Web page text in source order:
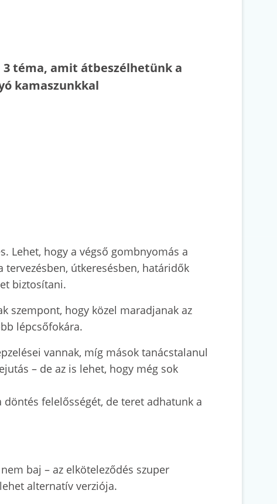
téma, amit átbeszélhetünk a
kamaszunkkal
Lehet, hogy a végső gombnyomás a
útkeresésben, határidők
biztosítani.
szempont, hogy közel maradjanak az
lépcsőfokára.
vannak, míg mások tanácstalanul
– de az is lehet, hogy még sok
felelősségét, de teret adhatunk a
baj – az elköteleződés szuper
alternatív verziója.